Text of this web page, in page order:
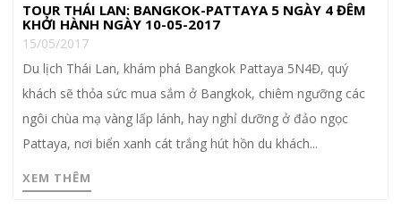
TOUR THÁI LAN: BANGKOK-PATTAYA 5 NGÀY 4 ĐÊM
KHỞI HÀNH NGÀY 10-05-2017
15/05/2017
Du lịch Thái Lan, khám phá Bangkok Pattaya 5N4Đ, quý
khách sẽ thỏa sức mua sắm ở Bangkok, chiêm ngưỡng các
ngôi chùa mạ vàng lấp lánh, hay nghỉ dưỡng ở đảo ngọc
Pattaya, nơi biển xanh cát trắng hút hồn du khách...
XEM THÊM